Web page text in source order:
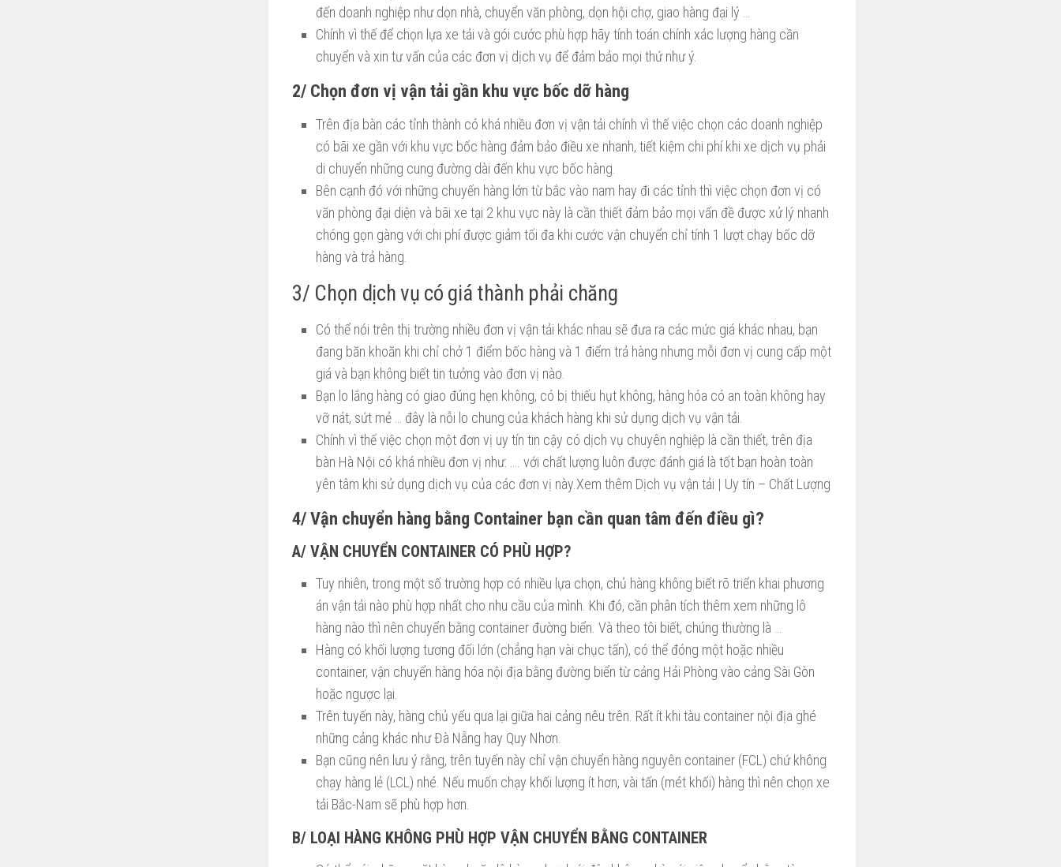
đến doanh nghiệp như dọn nhà, chuyển văn phòng, dọn hội chợ, giao hàng đại lý …
Chính vì thế để chọn lựa xe tải và gói cước phù hợp hãy tính toán chính xác lượng hàng cần
chuyển và xin tư vấn của các đơn vị dịch vụ để đảm bảo mọi thứ như ý.
2/ Chọn đơn vị vận tải gần khu vực bốc dỡ hàng
Trên địa bàn các tỉnh thành có khá nhiều đơn vị vận tải chính vì thế việc chọn các doanh nghiệp
có bãi xe gần với khu vực bốc hàng đảm bảo điều xe nhanh, tiết kiệm chi phí khi xe dịch vụ phải
di chuyển những cung đường dài đến khu vực bốc hàng.
Bên cạnh đó với những chuyến hàng lớn từ bắc vào nam hay đi các tỉnh thì việc chọn đơn vị có
văn phòng đại diện và bãi xe tại 2 khu vực này là cần thiết đảm bảo mọi vấn đề được xử lý nhanh
chóng gọn gàng với chi phí được giảm tối đa khi cước vận chuyển chỉ tính 1 lượt chạy bốc dỡ
hàng và trả hàng.
3/ Chọn dịch vụ có giá thành phải chăng
Có thể nói trên thị trường nhiều đơn vị vận tải khác nhau sẽ đưa ra các mức giá khác nhau, bạn
đang băn khoăn khi chỉ chở 1 điểm bốc hàng và 1 điểm trả hàng nhưng mỗi đơn vị cung cấp một
giá và bạn không biết tin tưởng vào đơn vị nào.
Bạn lo lắng hàng có giao đúng hẹn không, có bị thiếu hụt không, hàng hóa có an toàn không hay
vỡ nát, sứt mẻ … đây là nỗi lo chung của khách hàng khi sử dụng dịch vụ vận tải.
Chính vì thế việc chọn một đơn vị uy tín tin cậy có dịch vụ chuyên nghiệp là cần thiết, trên địa
bàn Hà Nội có khá nhiều đơn vị như: …. với chất lượng luôn được đánh giá là tốt bạn hoàn toàn
yên tâm khi sử dụng dịch vụ của các đơn vị này.Xem thêm Dịch vụ vận tải | Uy tín – Chất Lượng
4/ Vận chuyển hàng bằng Container bạn cần quan tâm đến điều gì?
A/ VẬN CHUYỂN CONTAINER CÓ PHÙ HỢP?
Tuy nhiên, trong một số trường hợp có nhiều lựa chọn, chủ hàng không biết rõ triển khai phương
án vận tải nào phù hợp nhất cho nhu cầu của mình. Khi đó, cần phân tích thêm xem những lô
hàng nào thì nên chuyển bằng container đường biển. Và theo tôi biết, chúng thường là …
Hàng có khối lượng tương đối lớn (chẳng hạn vài chục tấn), có thể đóng một hoặc nhiều
container, vận chuyển hàng hóa nội địa bằng đường biển từ cảng Hải Phòng vào cảng Sài Gòn
hoặc ngược lại.
Trên tuyến này, hàng chủ yếu qua lại giữa hai cảng nêu trên. Rất ít khi tàu container nội địa ghé
những cảng khác như Đà Nẵng hay Quy Nhơn.
Bạn cũng nên lưu ý rằng, trên tuyến này chỉ vận chuyển hàng nguyên container (FCL) chứ không
chạy hàng lẻ (LCL) nhé. Nếu muốn chạy khối lượng ít hơn, vài tấn (mét khối) hàng thì nên chọn xe
tải Bắc-Nam sẽ phù hợp hơn.
B/ LOẠI HÀNG KHÔNG PHÙ HỢP VẬN CHUYỂN BẰNG CONTAINER